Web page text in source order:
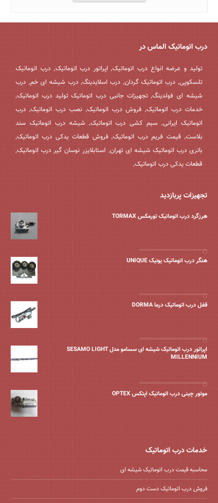
درب اتوماتیک الماس در
تولید و عرضه انواع درب اتوماتیک, اپراتور درب اتوماتیک, درب اتوماتیک
تلسکوپی, درب اتوماتیک گردان, درب اسلایدینگ, درب شیشه ای خم, درب
شیشه ای فولدینگ, تجهیزات جانبی درب اتوماتیک تولید درب اتوماتیک,
خدمات درب اتوماتیک, فروش درب اتوماتیک, نصب درب اتوماتیک, درب
اتوماتیک ایرانی, سیم کشی درب اتوماتیک, شیشه درب اتوماتیک سند
بلاست, قیمت فریم درب اتوماتیک, فروش قطعات یدکی درب اتوماتیک,
باتری درب اتوماتیک شیشه ای تهران, استابلایزر نوسان گیر درب اتوماتیک,
قطعات یدکی درب اتوماتیک,
تجهیزات پربازدید
هرزگرد درب اتوماتیک تورمکس TORMAX
هنگر درب اتوماتیک یونیک UNIQUE
قفل درب اتوماتیک درما DORMA
اپراتور درب اتوماتیک شیشه ای سسامو مدل SESAMO LIGHT
MILLENNIUM
موتور چینی درب اتوماتیک اپتکس OPTEX
خدمات درب اتوماتیک
محاسبه قیمت درب اتوماتیک شیشه ‌ای
فروش درب اتوماتیک دست دوم